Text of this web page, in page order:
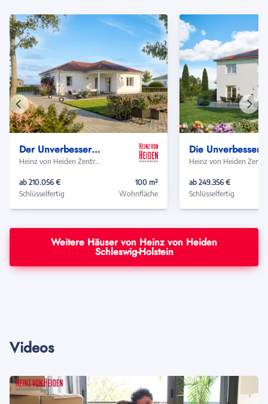
Der Unverbesserliche B540
Heinz von Heiden Zentrale
ab 210.056 €
Schlüsselfertig
100 m²
Wohnfläche
ab 249.356 €
Schlüsselfertig
Vorheriges
Haus
Haus
Weitere Häuser von Heinz von Heiden
Schleswig-Holstein
Videos